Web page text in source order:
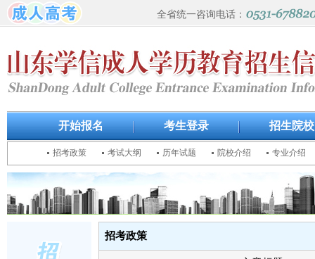
全省统一咨询电话：
开始报名 考生登录 招生院校
招考政策 考试大纲 历年试题 院校介绍 专业介绍
招考政策